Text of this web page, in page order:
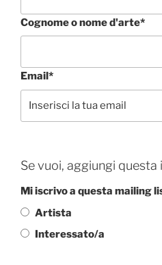
Cognome o nome d'arte*
Email*
Se vuoi, aggiungi
Mi iscrivo a questa mailing
Artista
Interessato/a